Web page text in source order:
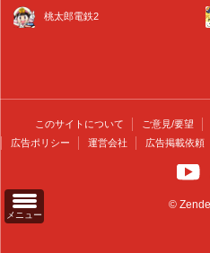
メニュー
桃太郎電鉄2
このサイトについて ご意見/要望
広告ポリシー
運営会社 広告掲載依頼
©